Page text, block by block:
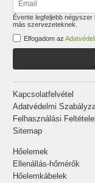
Évente legfeljebb
más szervezeteknek.
Elfogadom az
Kapcsolatfelvétel
Adatvédelmi
Felhasználási
Sitemap
Hőelemek
Ellenállás-hőmérők
Hőelemkábelek